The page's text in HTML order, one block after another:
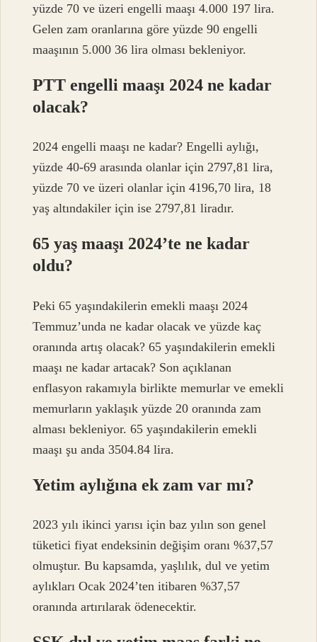
yüzde 70 ve üzeri engelli maaşı 4.000 197 lira.
Gelen zam oranlarına göre yüzde 90 engelli
maaşının 5.000 36 lira olması bekleniyor.
PTT engelli maaşı 2024 ne kadar
olacak?
2024 engelli maaşı ne kadar? Engelli aylığı,
yüzde 40-69 arasında olanlar için 2797,81 lira,
yüzde 70 ve üzeri olanlar için 4196,70 lira, 18
yaş altındakiler için ise 2797,81 liradır.
65 yaş maaşı 2024’te ne kadar
oldu?
Peki 65 yaşındakilerin emekli maaşı 2024
Temmuz’unda ne kadar olacak ve yüzde kaç
oranında artış olacak? 65 yaşındakilerin emekli
maaşı ne kadar artacak? Son açıklanan
enflasyon rakamıyla birlikte memurlar ve emekli
memurların yaklaşık yüzde 20 oranında zam
alması bekleniyor. 65 yaşındakilerin emekli
maaşı şu anda 3504.84 lira.
Yetim aylığına ek zam var mı?
2023 yılı ikinci yarısı için baz yılın son genel
tüketici fiyat endeksinin değişim oranı %37,57
olmuştur. Bu kapsamda, yaşlılık, dul ve yetim
aylıkları Ocak 2024’ten itibaren %37,57
oranında artırılarak ödenecektir.